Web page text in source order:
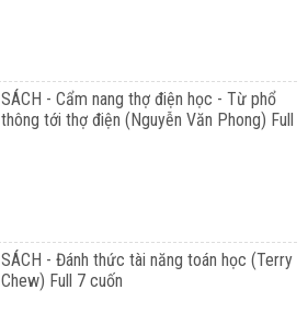
SÁCH - Cẩm nang thợ điện học - Từ phổ
thông tới thợ điện (Nguyễn Văn Phong) Full
SÁCH - Đánh thức tài năng toán học (Terry
Chew) Full 7 cuốn